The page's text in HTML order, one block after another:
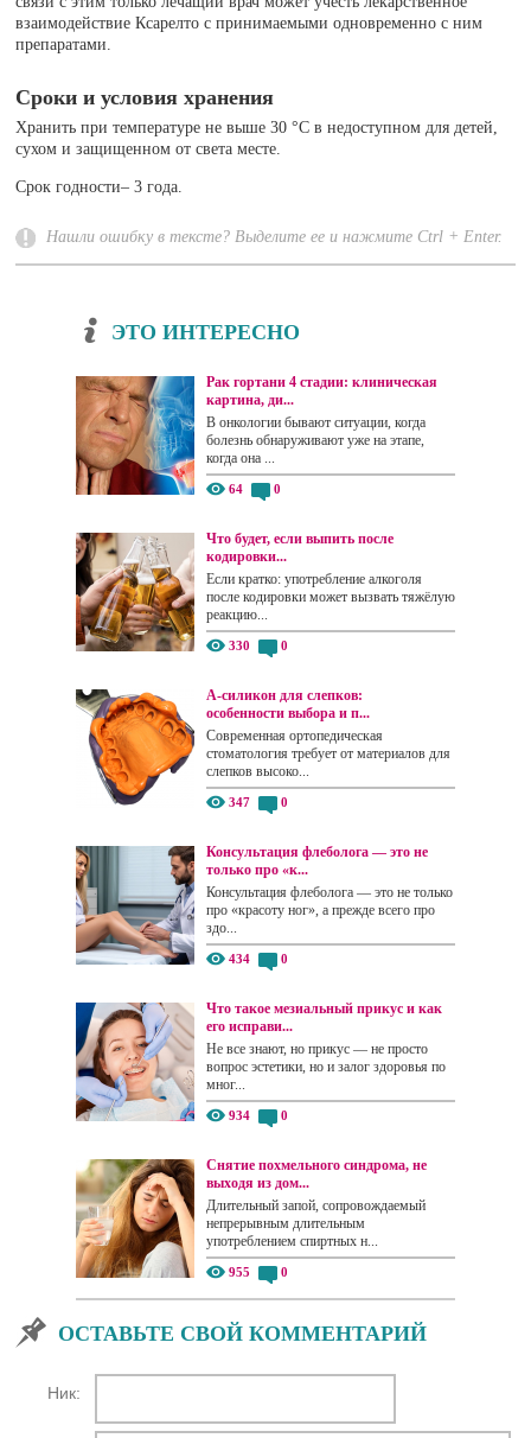
взаимодействие Ксарелто с принимаемыми одновременно с ним
препаратами.
Сроки и условия хранения
Хранить при температуре не выше 30 °С в недоступном для детей,
сухом и защищенном от света месте.
Срок годности– 3 года.
Нашли ошибку в тексте? Выделите ее и нажмите Ctrl + Enter.
ЭТО ИНТЕРЕСНО
Рак гортани 4 стадии: клиническая
картина, ди...
В онкологии бывают ситуации, когда
болезнь обнаруживают уже на этапе,
когда она ...
64 0
Что будет, если выпить после
кодировки...
Если кратко: употребление алкоголя
после кодировки может вызвать тяжёлую
реакцию...
330 0
А-силикон для слепков:
особенности выбора и п...
Современная ортопедическая
стоматология требует от материалов для
слепков высоко...
347 0
Консультация флеболога — это не
только про «к...
Консультация флеболога — это не только
про «красоту ног», а прежде всего про
здо...
434 0
Что такое мезиальный прикус и как
его исправи...
Не все знают, но прикус — не просто
вопрос эстетики, но и залог здоровья по
мног...
934 0
Снятие похмельного синдрома, не
выходя из дом...
Длительный запой, сопровождаемый
непрерывным длительным
употреблением спиртных н...
955 0
ОСТАВЬТЕ СВОЙ КОММЕНТАРИЙ
Ник: